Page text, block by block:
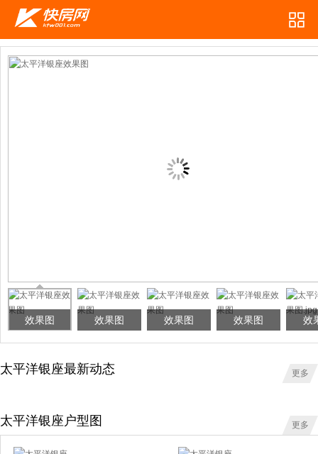
效果图 效果图 效果图 效果图 效
太平洋银座最新动态 更多
太平洋银座户型图 更多